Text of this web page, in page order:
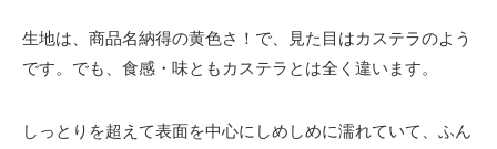
生地は、商品名納得の黄色さ！で、見た目はカステラのよう
です。でも、食感・味ともカステラとは全く違います。
しっとりを超えて表面を中心にしめしめに濡れていて、ふん